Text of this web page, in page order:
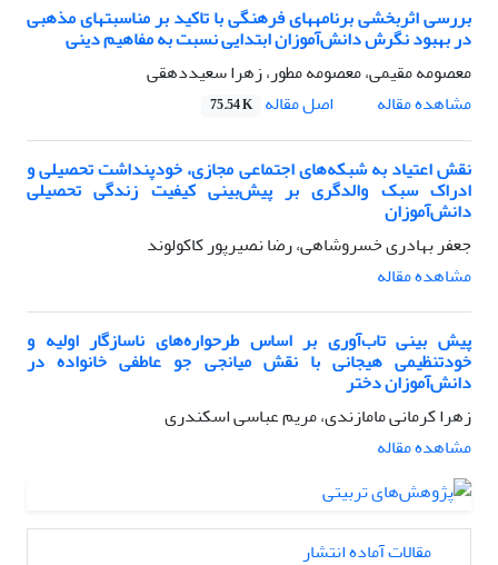
بررسی اثربخشی برنامههای فرهنگی با تاکید بر مناسبتهای مذهبی
در بهبود نگرش دانش‌آموزان ابتدایی نسبت به مفاهیم دینی
معصومه مقیمی، معصومه مطور، زهرا سعیددهقی
مشاهده مقاله
اصل مقاله 75.54 K
نقش اعتیاد به شبکه‌های اجتماعی مجازی، خودپنداشت تحصیلی و
ادراک سبک والدگری بر پیش‌بینی کیفیت زندگی تحصیلی
دانش‌آموزان
جعفر بهادری خسروشاهی، رضا نصیرپور کاکولوند
مشاهده مقاله
پیش بینی تاب‌آوری بر اساس طرحواره‌های ناسازگار اولیه و
خودتنظیمی هیجانی با نقش میانجی جو عاطفی خانواده در
دانش‌آموزان دختر
زهرا کرمانی مامازندی، مریم عباسی اسکندری
مشاهده مقاله
مقالات آماده انتشار